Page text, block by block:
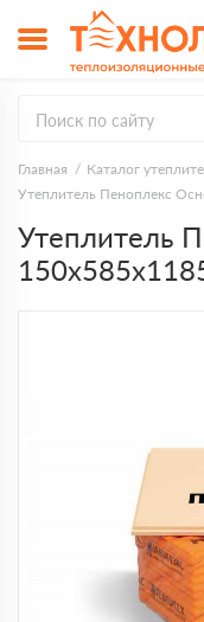
Главная Каталог
Утеплитель Пеноплекс
Утеплитель